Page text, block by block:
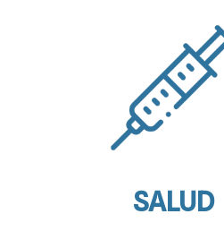
SALUD